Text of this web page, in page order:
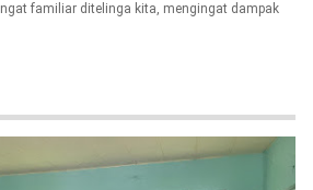
familiar ditelinga kita, mengingat dampak